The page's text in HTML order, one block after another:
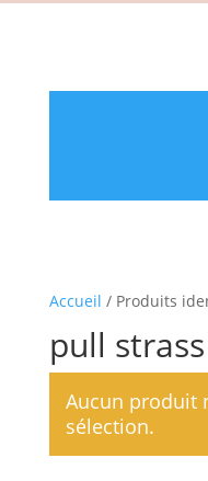
Accueil / Produits
pull strass
Aucun produit
sélection.